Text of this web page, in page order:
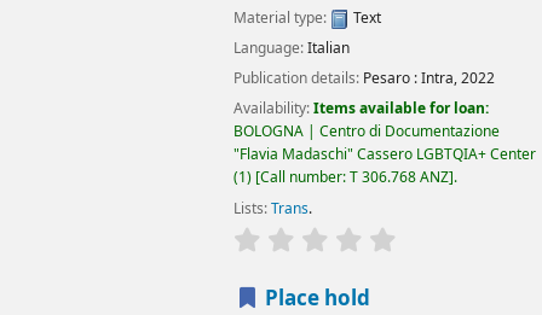
Material type:
Text
Language:Italian
Publication details: Pesaro :Intra,2022
Availability:Items available for loan:
BOLOGNA | Centro di Documentazione
"Flavia Madaschi" Cassero LGBTQIA+ Center
(1) Call number:T 306.768 ANZ .
Lists:Trans.
star rating
Place hold